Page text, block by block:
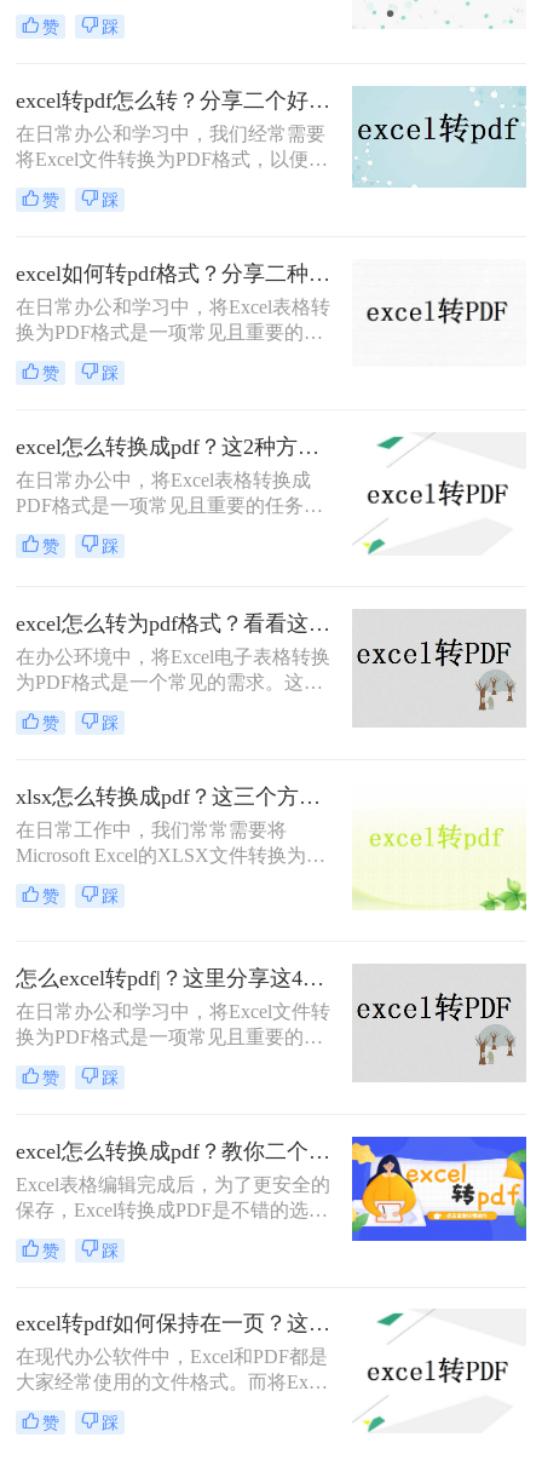
任务。PDF格式具有跨平台、跨设备
查看不变动格式的优势，非常适合用
怎样转换成pdf呢？本文将介绍三种将
电子表格转换成PDF的方法。
赞 踩
excel转pdf怎么转？分享二个好用的转换方法！
在日常办公和学习中，我们经常需要
将Excel文件转换为PDF格式，以便更
好地保存、分享和打印。那么excel转
pdf怎么转呢？本文将介绍两种将
赞 踩
excel如何转pdf格式？分享二种实用又高效的方法!
在日常办公和学习中，将Excel表格转
换为PDF格式是一项常见且重要的操
作。PDF格式因其高度的兼容性和稳
定性，能够确保表格在不同设备和操
么excel如何转pdf格式呢？本文将介绍
两种将Excel转PDF的方法。
赞 踩
excel怎么转换成pdf？这2种方法教你轻松转换！
在日常办公中，将Excel表格转换成
PDF格式是一项常见且重要的任务。
PDF格式具有跨平台、不易被篡改的
特点，非常适合用于分享、归档和打
法。
赞 踩
excel怎么转为pdf格式？看看这2个简单方法！
在办公环境中，将Excel电子表格转换
为PDF格式是一个常见的需求。这样
做不仅能够确保文件的布局和格式在
不同设备上保持一致，还能防止接收
excel怎么转为pdf格式呢？本文将详细
介绍两种不同的工具和方法，帮助您
轻松实现Excel到PDF的转换。
赞 踩
xlsx怎么转换成pdf？这三个方法让你快速操作!！
在日常工作中，我们常常需要将
Microsoft Excel的XLSX文件转换为
PDF格式，以便于共享、打印或存
档，因为PDF格式能够确保文档的外
xlsx怎么转换成pdf呢？下面，我们将
详细介绍几种将XLSX文件转换为
PDF的有效方法，无论你是在办公室
赖在线工具，都能找到适合自己的解
赞 踩
怎么excel转pdf|？这里分享这4种操作方法！
在日常办公和学习中，将Excel文件转
换为PDF格式是一项常见且重要的任
务。PDF格式因其跨平台性、格式稳
定性和安全性，成为了分享和保存电
pdf呢？本文将详细介绍几种将Excel
文件转换成PDF的方法，帮助您轻松
完成转换。
赞 踩
excel怎么转换成pdf？教你二个方法轻松对应！
Excel表格编辑完成后，为了更安全的
保存，Excel转换成PDF是不错的选
择，excel怎么转换成pdf？对表格文件
进行转换，保存成PDF的形式，可以
招，Excel转PDF简单几步轻松完成。
赞 踩
excel转pdf如何保持在一页？这四种方法，从此再也不用分页困扰你！
在现代办公软件中，Excel和PDF都是
大家经常使用的文件格式。而将Excel
文件转换为PDF文件在很多时候是必
需的，尤其是需要共享给他人或打印
赞 踩